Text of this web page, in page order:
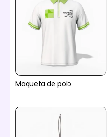
Maqueta de polo